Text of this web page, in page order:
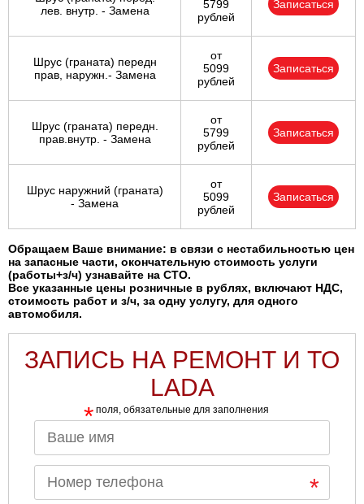
лев. внутр. - Замена
5799
рублей
Записаться
Шрус (граната) передн
прав, наружн.- Замена
от
5099
рублей
Записаться
Шрус (граната) передн.
прав.внутр. - Замена
от
5799
рублей
Записаться
Шрус наружний (граната)
- Замена
от
5099
рублей
Записаться
Обращаем Ваше внимание: в связи с нестабильностью цен
на запасные части, окончательную стоимость услуги
(работы+з/ч) узнавайте на СТО.
Все указанные цены розничные в рублях, включают НДС,
стоимость работ и з/ч, за одну услугу, для одного
автомобиля.
ЗАПИСЬ НА РЕМОНТ И ТО
LADA
* поля, обязательные для заполнения